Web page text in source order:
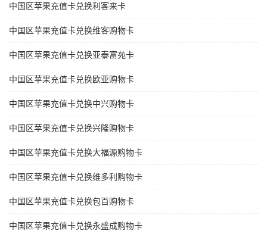
中国区苹果充值卡兑换利客来卡
中国区苹果充值卡兑换维客购物卡
中国区苹果充值卡兑换亚泰富苑卡
中国区苹果充值卡兑换欧亚购物卡
中国区苹果充值卡兑换中兴购物卡
中国区苹果充值卡兑换兴隆购物卡
中国区苹果充值卡兑换大福源购物卡
中国区苹果充值卡兑换维多利购物卡
中国区苹果充值卡兑换包百购物卡
中国区苹果充值卡兑换永盛成购物卡